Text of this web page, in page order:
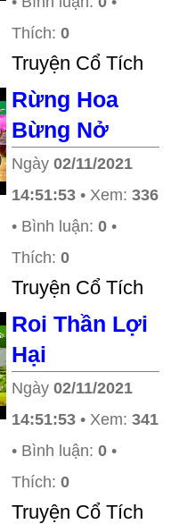
Thích: 0
Truyện Cổ Tích
Rừng Hoa
Bừng Nở
Ngày 02/11/2021
14:51:53 • Xem: 336
• Bình luận: 0 •
Thích: 0
Truyện Cổ Tích
Roi Thần Lợi
Hại
Ngày 02/11/2021
14:51:53 • Xem: 341
• Bình luận: 0 •
Thích: 0
Truyện Cổ Tích